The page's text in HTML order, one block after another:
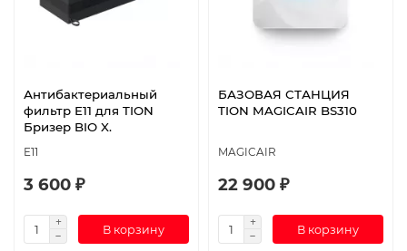
Антибактериальный
фильтр Е11 для TION
Бризер BIO X.
E11
3 600 ₽
В корзину
БАЗОВАЯ СТАНЦИЯ
TION MAGICAIR BS310
MAGICAIR
22 900 ₽
В корзину